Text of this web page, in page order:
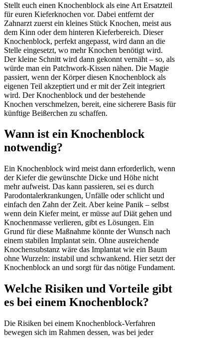
Stellt euch einen Knochenblock als eine Art Ersatzteil
für euren Kieferknochen vor. Dabei entfernt der
Zahnarzt zuerst ein kleines Stück Knochen, meist aus
dem Kinn oder dem hinteren Kieferbereich. Dieser
Knochenblock, perfekt angepasst, wird dann an die
Stelle eingesetzt, wo mehr Knochen benötigt wird.
Der kleine Schnitt wird dann gekonnt vernäht – so, als
würde man ein Patchwork-Kissen nähen. Die Magie
passiert, wenn der Körper diesen Knochenblock als
eigenen Teil akzeptiert und er mit der Zeit integriert
wird. Der Knochenblock und der bestehende
Knochen verschmelzen, bereit, eine sicherere Basis für
künftige Beißerchen zu schaffen.
Wann ist ein Knochenblock
notwendig?
Ein Knochenblock wird meist dann erforderlich, wenn
der Kiefer die gewünschte Dicke und Höhe nicht
mehr aufweist. Das kann passieren, sei es durch
Parodontalerkrankungen, Unfälle oder schlicht und
einfach den Zahn der Zeit. Aber keine Panik – selbst
wenn dein Kiefer meint, er müsse auf Diät gehen und
Knochenmasse verlieren, gibt es Lösungen. Ein
Grund für diese Maßnahme könnte der Wunsch nach
einem stabilen Implantat sein. Ohne ausreichende
Knochensubstanz wäre das Implantat wie ein Baum
ohne Wurzeln: instabil und schwankend. Hier setzt der
Knochenblock an und sorgt für das nötige Fundament.
Welche Risiken und Vorteile gibt
es bei einem Knochenblock?
Die Risiken bei einem Knochenblock-Verfahren
bewegen sich im Rahmen dessen, was bei jeder